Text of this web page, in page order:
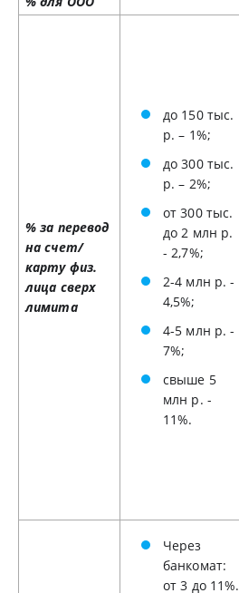
% за перевод
на счет/
карту физ.
лица сверх
лимита
до 150 тыс.
р. – 1%;
до 300 тыс.
р. – 2%;
от 300 тыс.
до 2 млн р.
- 2,7%;
2-4 млн р. -
4,5%;
4-5 млн р. -
7%;
свыше 5
млн р. -
11%.
Через
банкомат:
от 3 до 11%.